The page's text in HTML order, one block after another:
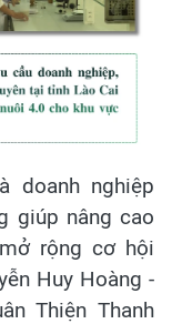
doanh nghiệp
giúp nâng cao
rộng cơ hội
Huy Hoàng -
Thiện Thanh